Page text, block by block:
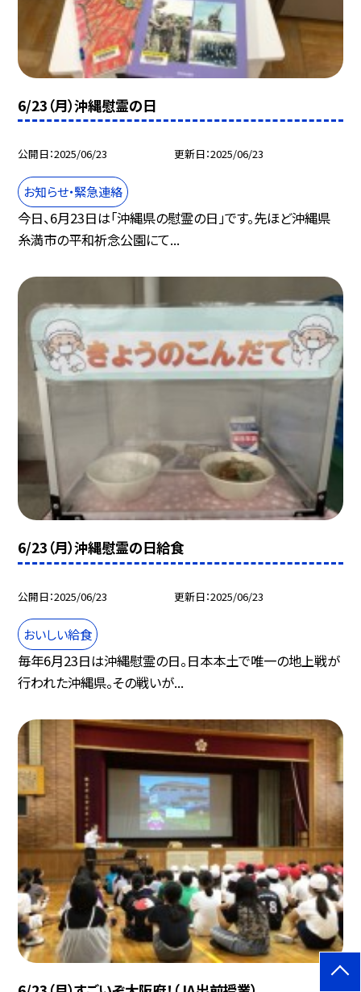
6/23（月）沖縄慰霊の日
公開日 2025/06/23 更新日 2025/06/23
お知らせ・緊急連絡
今日、6月23日は「沖縄県の慰霊の日」です。先ほど沖縄県
糸満市の平和祈念公園にて...
6/23（月）沖縄慰霊の日給食
公開日 2025/06/23 更新日 2025/06/23
おいしい給食
毎年6月23日は沖縄慰霊の日。日本本土で唯一の地上戦が
行われた沖縄県。その戦いが...